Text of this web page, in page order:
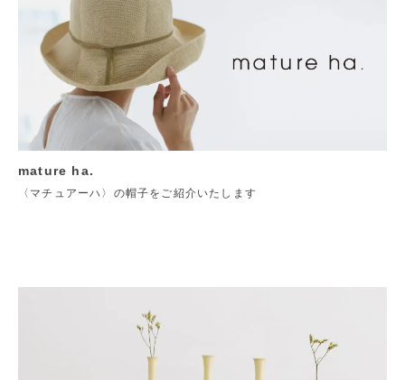
mature ha.
〈マチュアーハ〉の帽子をご紹介いたします